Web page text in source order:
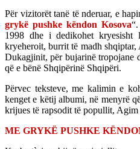
Për vizitorët tanë të nderuar, e
grykë pushke këndon Kosova
1998 dhe i dedikohet kryesisht
kryeheroit, burrit të madh
Dukagjinit, për bujarinë tropojane
që e bënë Shqipërinë Shqipëri.
Përvec teksteve, me kalimin e
kenget e këtij albumi, në menyrë
krijues të rapsodit të popullit, Agim
ME GRYKË PUSHKE